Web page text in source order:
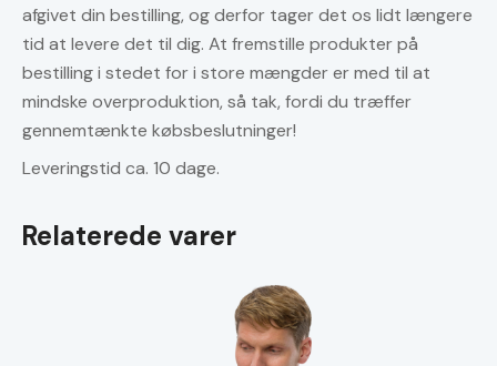
afgivet din bestilling, og derfor tager det os lidt længere
tid at levere det til dig. At fremstille produkter på
bestilling i stedet for i store mængder er med til at
mindske overproduktion, så tak, fordi du træffer
gennemtænkte købsbeslutninger!
Leveringstid ca. 10 dage.
Relaterede varer